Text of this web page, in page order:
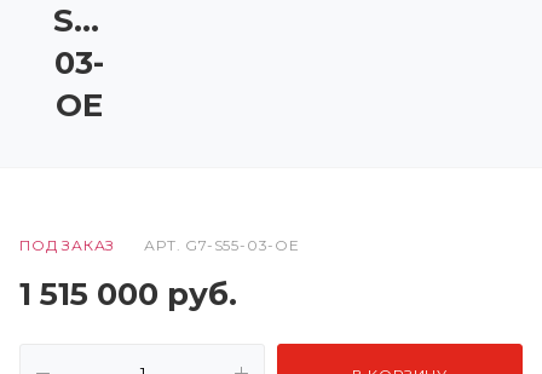
S55-
03-
OE
ПОД ЗАКАЗ АРТ. G7-S55-03-OE
1 515 000 руб.